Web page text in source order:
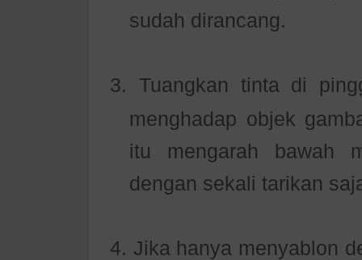
sudah dirancang.
3. Tuangkan tinta di
menghadap objek
itu mengarah bawah
dengan sekali tarikan
4. Jika hanya menyablon